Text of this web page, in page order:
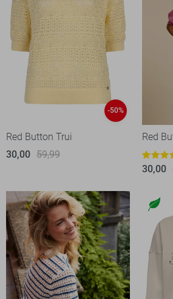
-50%
Red Button Trui
30,00 59,99
Red
30,00